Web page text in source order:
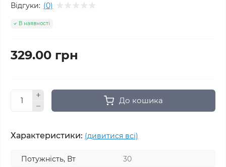
Відгуки: (0)
В наявності
329.00 грн
До кошика
Характеристики: (дивитися всі)
Потужність, Вт
30